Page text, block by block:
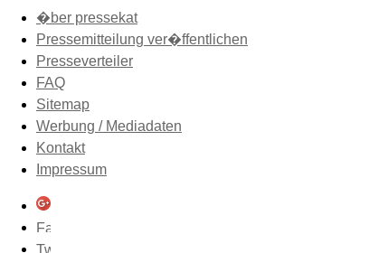
�ber pressekat
Pressemitteilung ver�ffentlichen
Presseverteiler
FAQ
Sitemap
Werbung / Mediadaten
Kontakt
Impressum